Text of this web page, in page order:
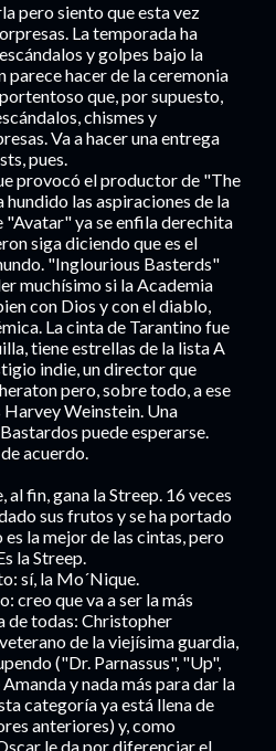
pero siento que esta vez
La temporada ha
y golpes bajo la
parece hacer de la ceremonia
que, por supuesto,
chismes y
Va a hacer una entrega
pues.
provocó el productor de "The
las aspiraciones de la
"Avatar" ya se enfila derechita
siga diciendo que es el
"Inglourious Basterds"
muchísimo si la Academia
con Dios y con el diablo,
La cinta de Tarantino fue
tiene estrellas de la lista A
indie, un director que
pero, sobre todo, a ese
Harvey Weinstein. Una
puede esperarse.
acuerdo.
fin, gana la Streep. 16 veces
sus frutos y se ha portado
la mejor de las cintas, pero
la Streep.
sí, la Mo´Nique.
creo que va a ser la más
de todas: Christopher
de la viejísima guardia,
("Dr. Parnassus", "Up",
y nada más para dar la
categoría ya está llena de
anteriores) y, como
le da por diferenciar el